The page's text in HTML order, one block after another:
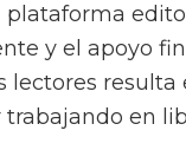
plataforma
y el apoyo
lectores resulta
trabajando en